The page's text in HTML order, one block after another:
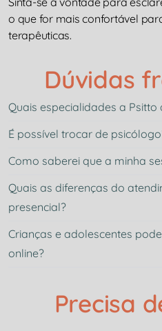
o que for mais confortável
terapêuticas.
Dúvidas
Quais especialidades a Psitto
É possível trocar de
Como saberei que a minha
Quais as diferenças do
presencial?
Crianças e adolescentes
online?
Precisa